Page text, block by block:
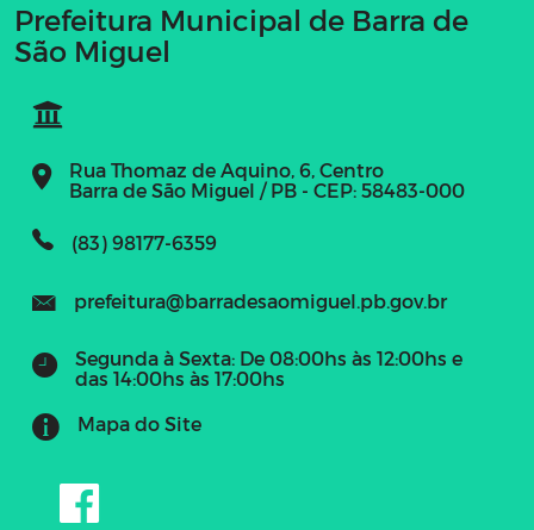
Prefeitura Municipal de Barra de
São Miguel
Rua Thomaz de Aquino, 6, Centro
Barra de São Miguel / PB - CEP: 58483-000
(83) 98177-6359
prefeitura@barradesaomiguel.pb.gov.br
Segunda à Sexta: De 08:00hs às 12:00hs e
das 14:00hs às 17:00hs
Mapa do Site